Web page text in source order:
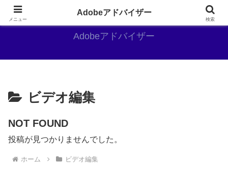
Adobe好きのAdobe推しブログ
Adobeアドバイザー
ビデオ編集
NOT FOUND
投稿が見つかりませんでした。
ホーム ビデオ編集
メニュー
Adobeアドバイザー
検索